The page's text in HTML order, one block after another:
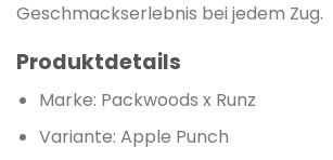
Geschmackserlebnis bei jedem Zug.
Produktdetails
Marke: Packwoods x Runz
Variante: Apple Punch